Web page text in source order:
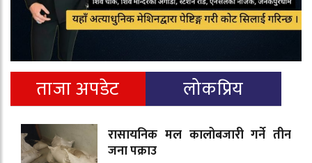
ताजा अपडेट लोकप्रिय
रासायनिक मल कालोबजारी गर्ने तीन
जना पक्राउ